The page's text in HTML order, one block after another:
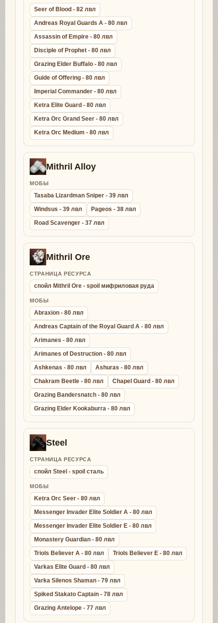
Seer of Blood - 82 лвл
Andreas Royal Guards A - 80 лвл
Assassin of Empire - 80 лвл
Disciple of Prophet - 80 лвл
Grazing Elder Buffalo - 80 лвл
Guide of Offering - 80 лвл
Imperial Commander - 80 лвл
Ketra Elite Guard - 80 лвл
Ketra Orc Grand Seer - 80 лвл
Ketra Orc Medium - 80 лвл
Mithril Alloy
МОБЫ
Tasaba Lizardman Sniper - 39 лвл
Windsus - 39 лвл
Pageos - 38 лвл
Road Scavenger - 37 лвл
Mithril Ore
СТРАНИЦА РЕСУРСА
спойл Mithril Ore - spoil мифриловая руда
МОБЫ
Abraxion - 80 лвл
Andreas Captain of the Royal Guard A - 80 лвл
Arimanes - 80 лвл
Arimanes of Destruction - 80 лвл
Ashkenas - 80 лвл
Ashuras - 80 лвл
Chakram Beetle - 80 лвл
Chapel Guard - 80 лвл
Grazing Bandersnatch - 80 лвл
Grazing Elder Kookaburra - 80 лвл
Steel
СТРАНИЦА РЕСУРСА
спойл Steel - spoil сталь
МОБЫ
Ketra Orc Seer - 80 лвл
Messenger Invader Elite Soldier A - 80 лвл
Messenger Invader Elite Soldier E - 80 лвл
Monastery Guardian - 80 лвл
Triols Believer A - 80 лвл
Triols Believer E - 80 лвл
Varkas Elite Guard - 80 лвл
Varka Silenos Shaman - 79 лвл
Spiked Stakato Captain - 78 лвл
Grazing Antelope - 77 лвл